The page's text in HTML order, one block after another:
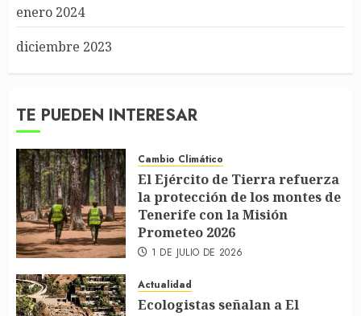
enero 2024
diciembre 2023
TE PUEDEN INTERESAR
Cambio Climático
El Ejército de Tierra refuerza
la protección de los montes de
Tenerife con la Misión
Prometeo 2026
1 DE JULIO DE 2026
Actualidad
Ecologistas señalan a El